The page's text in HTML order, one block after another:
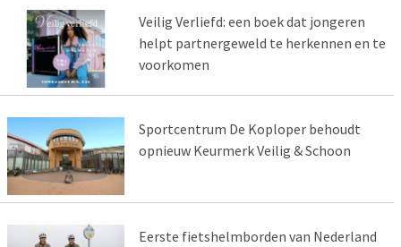
Veilig Verliefd: een boek dat jongeren
helpt partnergeweld te herkennen en te
voorkomen
Sportcentrum De Koploper behoudt
opnieuw Keurmerk Veilig & Schoon
Eerste fietshelmborden van Nederland